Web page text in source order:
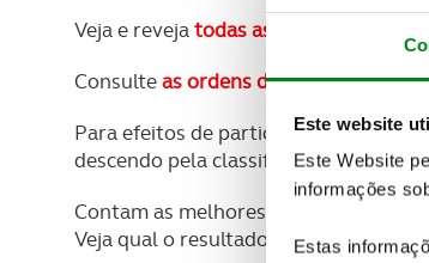
Este website
Este Website
informações
Estas
Veja e revejatodas as imagens
Consulteas ordens de mérito, e veja
Para efeitos de participação, primeiro
descendo pela classificação se
Contam as melhores 5 das sete
Veja qual o resultado que tem que